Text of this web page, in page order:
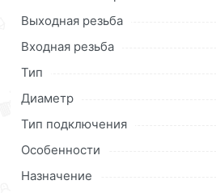
заказ и свяжутся с Вами для
доставки или
онлайн заказа рекомендуем
описанием, характеристиками
Данний товар от производителя
соответствует всем стандартам
купленного товарa в течение
Выходная резьба
Входная резьба
Тип
Диаметр
Тип подключения
Особенности
Назначение